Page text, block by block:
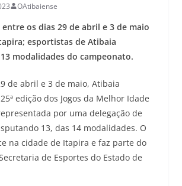
OAtibaiense
entre os dias 29 de abril e 3 de maio
esportistas de Atibaia
modalidades do campeonato.
de abril e 3 de maio, Atibaia
edição dos Jogos da Melhor Idade
por uma delegação de
13, das 14 modalidades. O
na cidade de Itapira e faz parte do
de Esportes do Estado de